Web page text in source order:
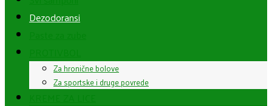
Dezodoransi
Za hronične bolove
Za sportske i druge povrede